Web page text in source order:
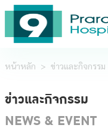
หน้าหลัก > ข่าวและกิจกรรม
ข่าวและกิจกรรม
NEWS & EVENT